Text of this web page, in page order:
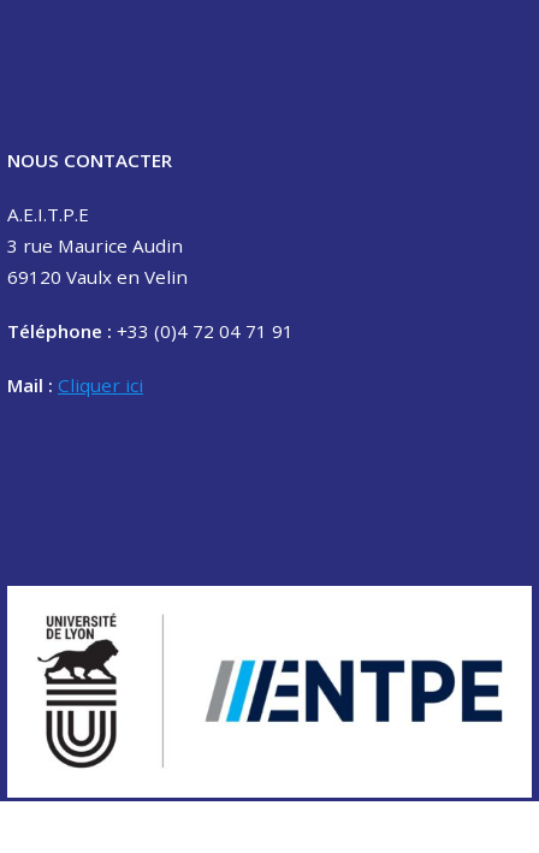
NOUS CONTACTER
A.E.I.T.P.E
3 rue Maurice Audin
69120 Vaulx en Velin
Téléphone : +33 (0)4 72 04 71 91
Mail : Cliquer ici